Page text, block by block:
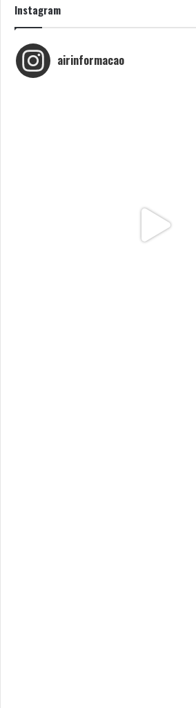
Instagram
airinformacao